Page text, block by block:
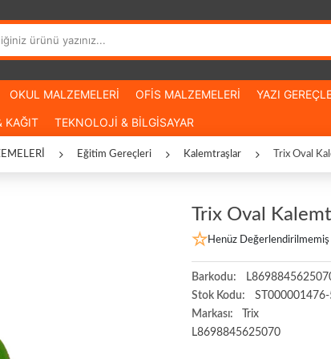
OKUL MALZEMELERİ OFİS MALZEMELERİ YAZI
KAĞIT TEKNOLOJİ & BİLGİSAYAR
Eğitim Gereçleri Kalemtraşlar Trix Oval
Trix Oval
Henüz Değerlendirilmemiş
Barkodu:
Stok Kodu:
Markası:
Trix
L8698845625070